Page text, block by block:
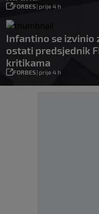
FORBES| prije 4 h
Infantino se izvinio
ostati predsjednik
kritikama
FORBES| prije 4 h